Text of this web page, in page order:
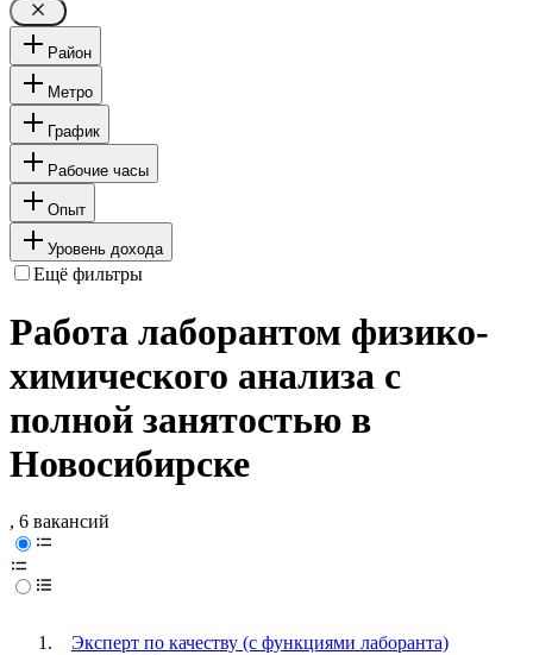
Район
Метро
График
Рабочие часы
Опыт
Уровень дохода
Ещё фильтры
Работа лаборантом физико-
химического анализа с
полной занятостью в
Новосибирске
, 6 вакансий
Эксперт по качеству (с функциями лаборанта)